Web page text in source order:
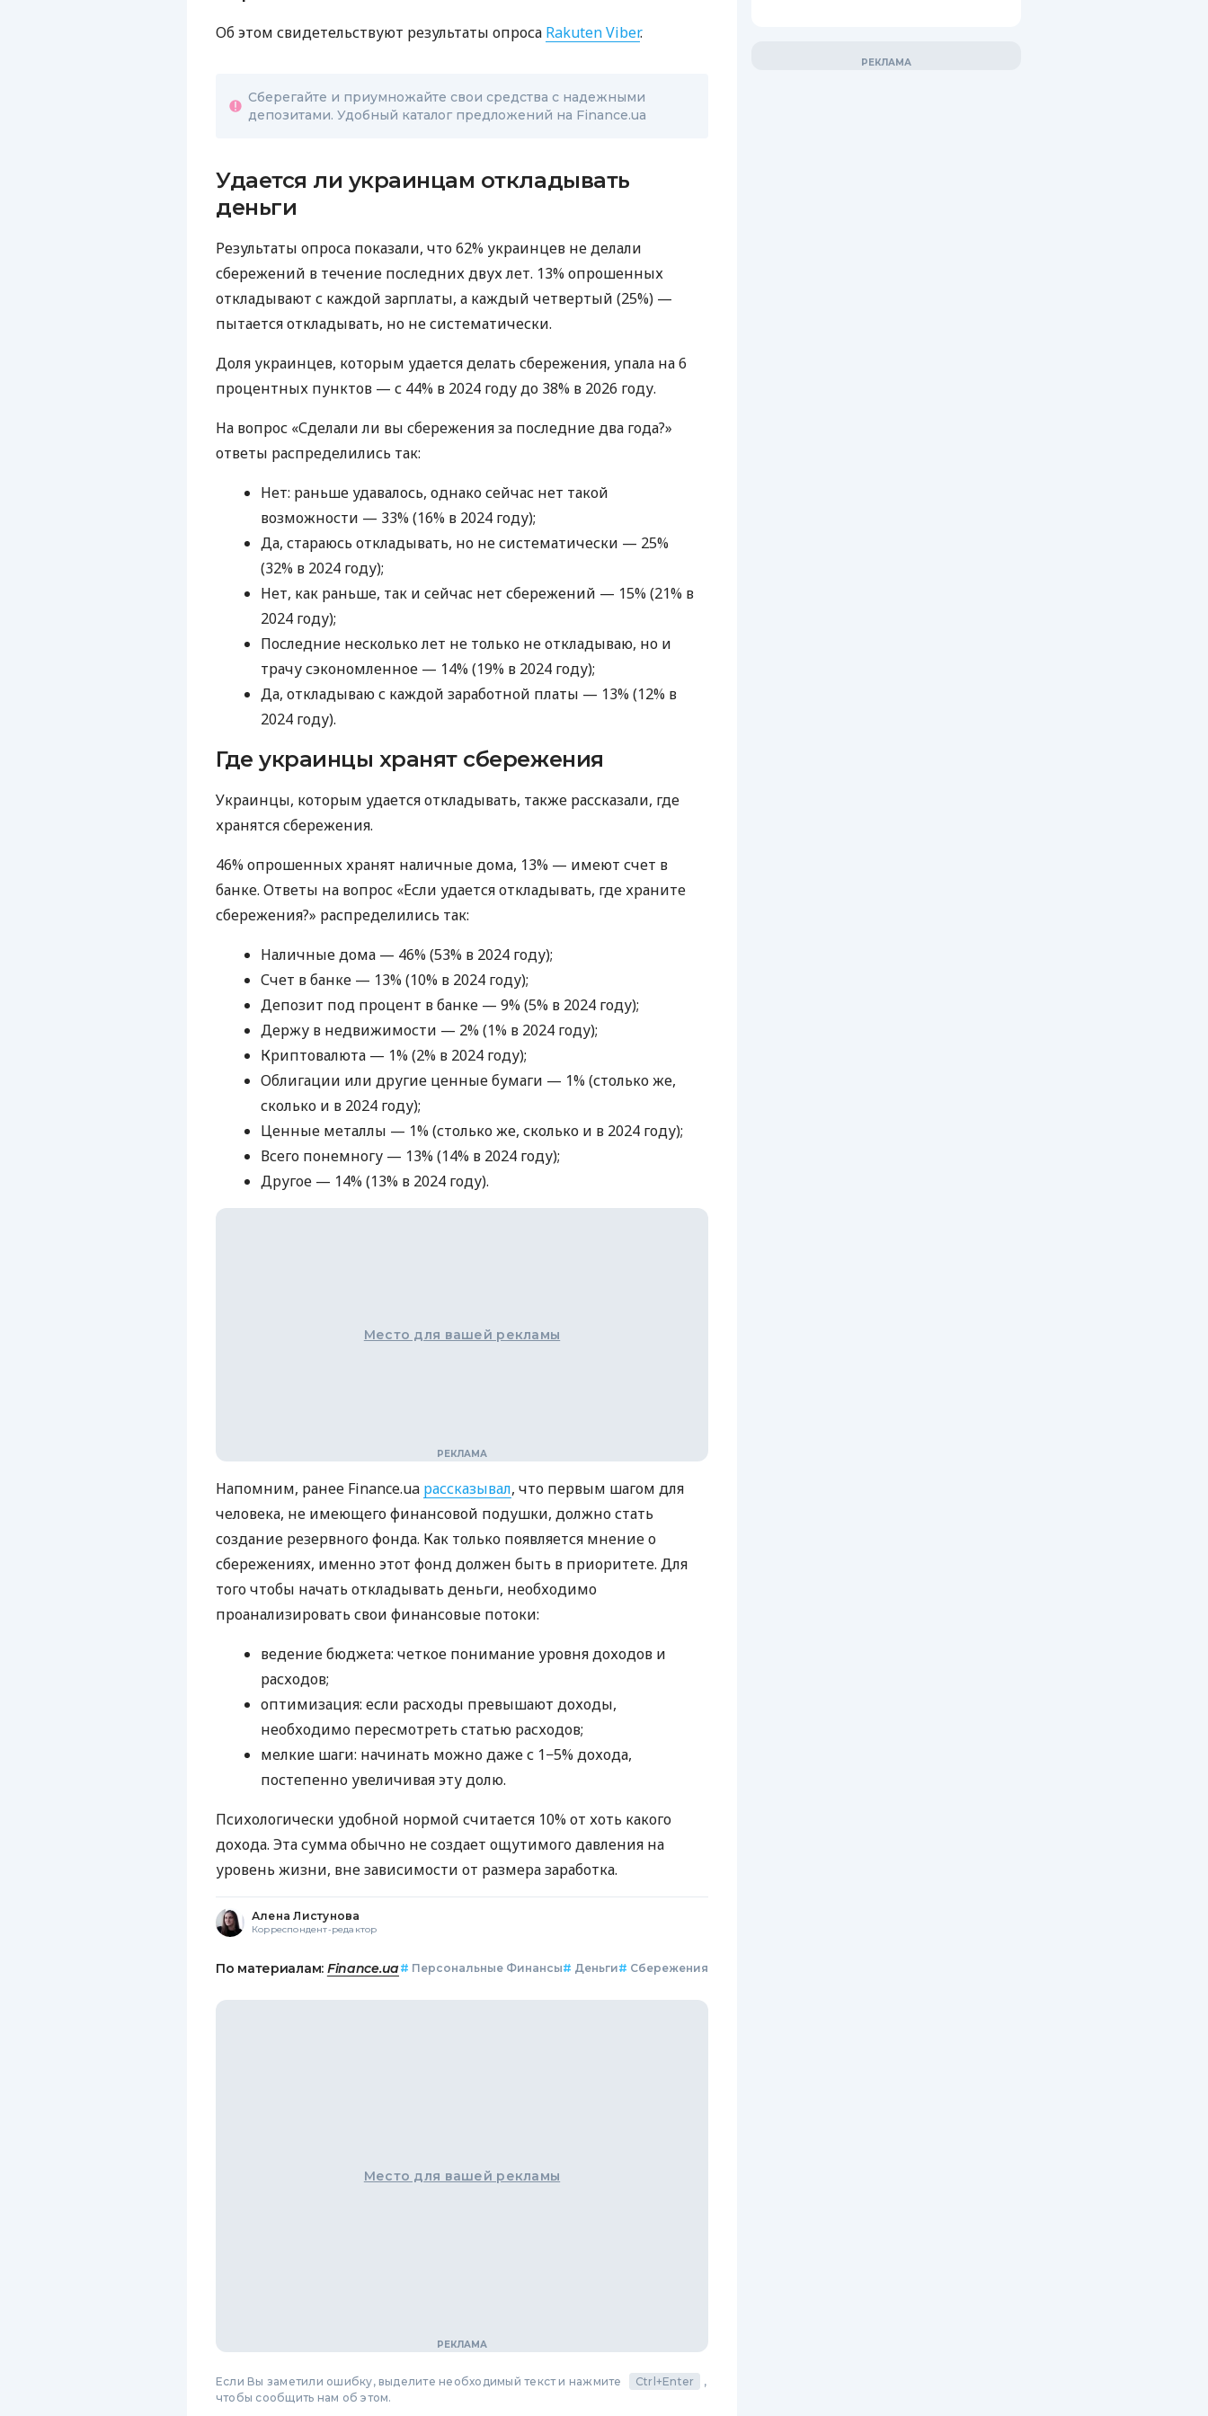
Об этом свидетельствуют результаты опроса Rakuten Viber.
Сберегайте и приумножайте свои средства с надежными
депозитами. Удобный каталог предложений на Finance.ua
Удается ли украинцам откладывать
деньги
Результаты опроса показали, что 62% украинцев не делали
сбережений в течение последних двух лет. 13% опрошенных
откладывают с каждой зарплаты, а каждый четвертый (25%) —
пытается откладывать, но не систематически.
Доля украинцев, которым удается делать сбережения, упала на 6
процентных пунктов — с 44% в 2024 году до 38% в 2026 году.
На вопрос «Сделали ли вы сбережения за последние два года?»
ответы распределились так:
Нет: раньше удавалось, однако сейчас нет такой
возможности — 33% (16% в 2024 году);
Да, стараюсь откладывать, но не систематически — 25%
(32% в 2024 году);
Нет, как раньше, так и сейчас нет сбережений — 15% (21% в
2024 году);
Последние несколько лет не только не откладываю, но и
трачу сэкономленное — 14% (19% в 2024 году);
Да, откладываю с каждой заработной платы — 13% (12% в
2024 году).
Где украинцы хранят сбережения
Украинцы, которым удается откладывать, также рассказали, где
хранятся сбережения.
46% опрошенных хранят наличные дома, 13% — имеют счет в
банке. Ответы на вопрос «Если удается откладывать, где храните
сбережения?» распределились так:
Наличные дома — 46% (53% в 2024 году);
Счет в банке — 13% (10% в 2024 году);
Депозит под процент в банке — 9% (5% в 2024 году);
Держу в недвижимости — 2% (1% в 2024 году);
Криптовалюта — 1% (2% в 2024 году);
Облигации или другие ценные бумаги — 1% (столько же,
сколько и в 2024 году);
Ценные металлы — 1% (столько же, сколько и в 2024 году);
Всего понемногу — 13% (14% в 2024 году);
Другое — 14% (13% в 2024 году).
Место для вашей рекламы
Напомним, ранее Finance.ua рассказывал, что первым шагом для
человека, не имеющего финансовой подушки, должно стать
создание резервного фонда. Как только появляется мнение о
сбережениях, именно этот фонд должен быть в приоритете. Для
того чтобы начать откладывать деньги, необходимо
проанализировать свои финансовые потоки:
ведение бюджета: четкое понимание уровня доходов и
расходов;
оптимизация: если расходы превышают доходы,
необходимо пересмотреть статью расходов;
мелкие шаги: начинать можно даже с 1−5% дохода,
постепенно увеличивая эту долю.
Психологически удобной нормой считается 10% от хоть какого
дохода. Эта сумма обычно не создает ощутимого давления на
уровень жизни, вне зависимости от размера заработка.
Алена Листунова
Корреспондент-редактор
По материалам: Finance.ua # Персональные Финансы# Деньги# Сбережения
Место для вашей рекламы
Если Вы заметили ошибку, выделите необходимый текст и нажмите Ctrl+Enter
,
чтобы сообщить нам об этом.